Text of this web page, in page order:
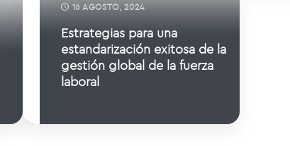
16 AGOSTO, 2024
Estrategias para una
estandarización exitosa de la
gestión global de la fuerza
laboral